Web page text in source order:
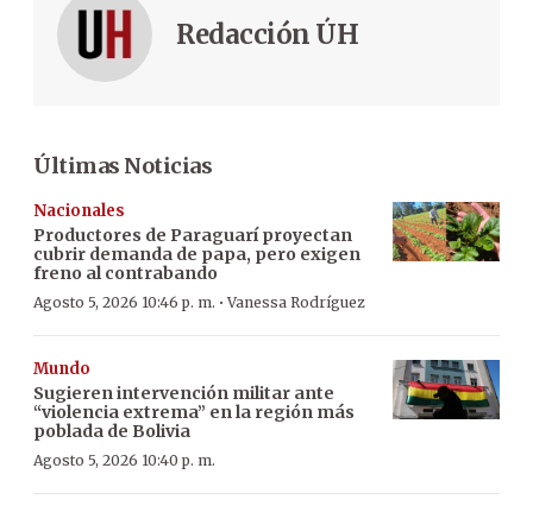
Redacción ÚH
Últimas Noticias
Nacionales
Productores de Paraguarí proyectan
cubrir demanda de papa, pero exigen
freno al contrabando
Agosto 5, 2026 10:46 p. m. ·Vanessa Rodríguez
Mundo
Sugieren intervención militar ante
“violencia extrema” en la región más
poblada de Bolivia
Agosto 5, 2026 10:40 p. m.